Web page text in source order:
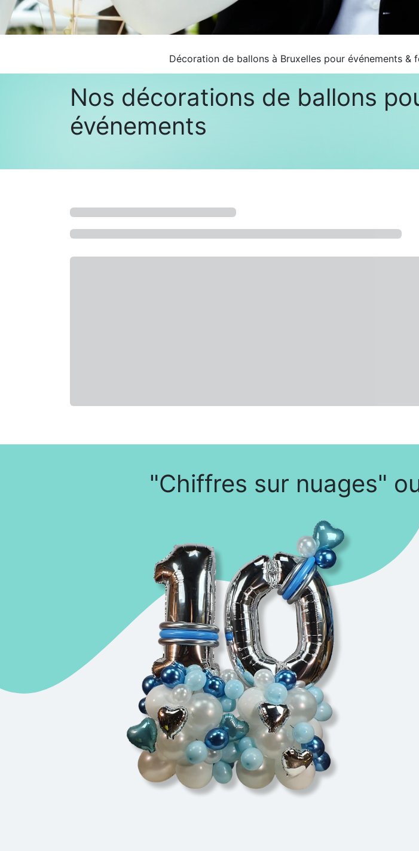
Décoration de ballons à Bruxelles pour événements &
Nos décorations de ballons
événements
"Chiffres sur nuages"